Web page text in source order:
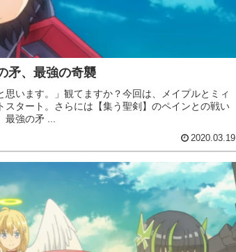
矛、最強の奇襲
います。」観てますか？今回は、メイプルとミィ
タート。さらには【集う聖剣】のペインとの戦い
強の矛 ...
2020.03.19